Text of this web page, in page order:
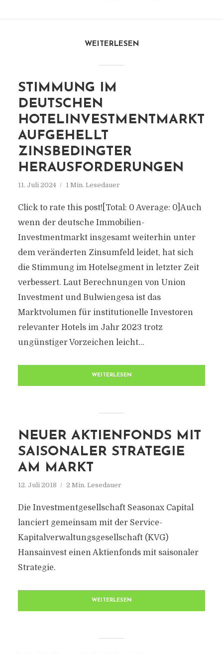
WEITERLESEN
STIMMUNG IM
DEUTSCHEN
HOTELINVESTMENTMARKT
AUFGEHELLT
ZINSBEDINGTER
HERAUSFORDERUNGEN
11. Juli 2024 1 Min. Lesedauer
Click to rate this post![Total: 0 Average: 0]Auch
wenn der deutsche Immobilien-
Investmentmarkt insgesamt weiterhin unter
dem veränderten Zinsumfeld leidet, hat sich
die Stimmung im Hotelsegment in letzter Zeit
verbessert. Laut Berechnungen von Union
Investment und Bulwiengesa ist das
Marktvolumen für institutionelle Investoren
relevanter Hotels im Jahr 2023 trotz
ungünstiger Vorzeichen leicht...
WEITERLESEN
NEUER AKTIENFONDS MIT
SAISONALER STRATEGIE
AM MARKT
12. Juli 2018 2 Min. Lesedauer
Die Investmentgesellschaft Seasonax Capital
lanciert gemeinsam mit der Service-
Kapitalverwaltungsgesellschaft (KVG)
Hansainvest einen Aktienfonds mit saisonaler
Strategie.
WEITERLESEN